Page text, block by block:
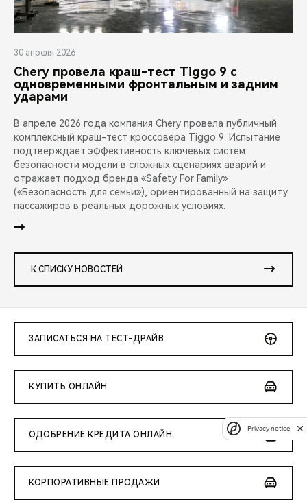
30 апреля 2026
Chery провела краш-тест Tiggo 9 с
одновременными фронтальным и задним
ударами
В апреле 2026 года компания Chery провела публичный
комплексный краш-тест кроссовера Tiggo 9. Испытание
подтверждает эффективность ключевых систем
безопасности модели в сложных сценариях аварий и
отражает подход бренда «Safety For Family»
(«Безопасность для семьи»), ориентированный на защиту
пассажиров в реальных дорожных условиях.
К СПИСКУ НОВОСТЕЙ
ЗАПИСАТЬСЯ НА ТЕСТ-ДРАЙВ
КУПИТЬ ОНЛАЙН
ОДОБРЕНИЕ КРЕДИТА ОНЛАЙН
КОРПОРАТИВНЫЕ ПРОДАЖИ
Privacy notice